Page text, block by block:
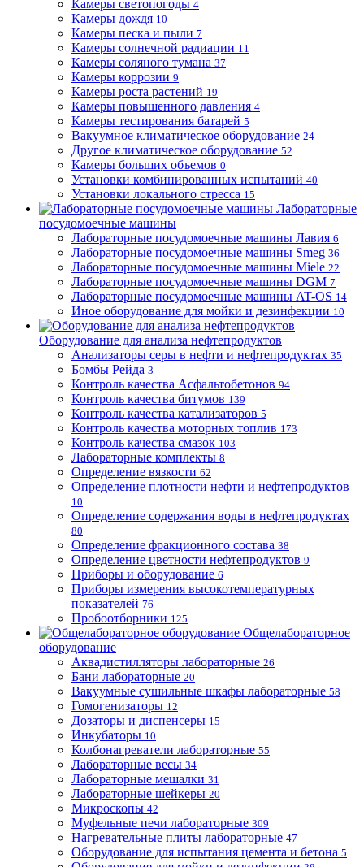
Камеры светопогоды 4
Камеры дождя 10
Камеры песка и пыли 7
Камеры солнечной радиации 11
Камеры соляного тумана 37
Камеры коррозии 9
Камеры роста растений 19
Камеры повышенного давления 4
Камеры тестирования батарей 5
Вакуумное климатическое оборудование 24
Другое климатическое оборудование 52
Камеры больших объемов 0
Установки комбинированных испытаний 40
Установки локального стресса 15
Лабораторные
посудомоечные машины
Лабораторные посудомоечные машины Лавия 6
Лабораторные посудомоечные машины Smeg 36
Лабораторные посудомоечные машины Miele 22
Лабораторные посудомоечные машины DGM 7
Лабораторные посудомоечные машины AT-OS 14
Иное оборудование для мойки и дезинфекции 10
Оборудование для анализа нефтепродуктов
Анализаторы серы в нефти и нефтепродуктах 35
Бомбы Рейда 3
Контроль качества Асфальтобетонов 94
Контроль качества битумов 139
Контроль качества катализаторов 5
Контроль качества моторных топлив 173
Контроль качества смазок 103
Лабораторные комплекты 8
Определение вязкости 62
Определение плотности нефти и нефтепродуктов
10
Определение содержания воды в нефтепродуктах
80
Определение фракционного состава 38
Определение цветности нефтепродуктов 9
Приборы и оборудование 6
Приборы измерения высокотемпературных
показателей 76
Пробоотборники 125
Общелабораторное
оборудование
Аквадистилляторы лабораторные 26
Бани лабораторные 20
Вакуумные сушильные шкафы лабораторные 58
Гомогенизаторы 12
Дозаторы и диспенсеры 15
Инкубаторы 10
Колбонагреватели лабораторные 55
Лабораторные весы 34
Лабораторные мешалки 31
Лабораторные шейкеры 20
Микроскопы 42
Муфельные печи лабораторные 309
Нагревательные плиты лабораторные 47
Оборудование для испытания цемента и бетона 5